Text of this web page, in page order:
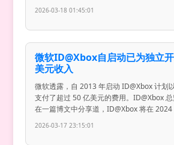
2026-03-18 01:45:01
微软ID@Xbox自启动已为独立
美元收入
微软透露，自 2013 年启动 ID@Xbox 计划
支付了超过 50 亿美元的费用。ID@Xbox
在一篇博文中分享道，ID@Xbox 将在 2024
2026-03-17 23:15:01